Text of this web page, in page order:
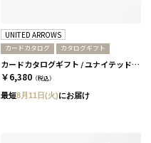
UNITED ARROWS
カードカタログ カタログギフト
カードカタログギフト / ユナイテッドアローズ ザ ギフト リスト / GR-CARD
￥6,380 （税込）
最短8月11日(火)にお届け